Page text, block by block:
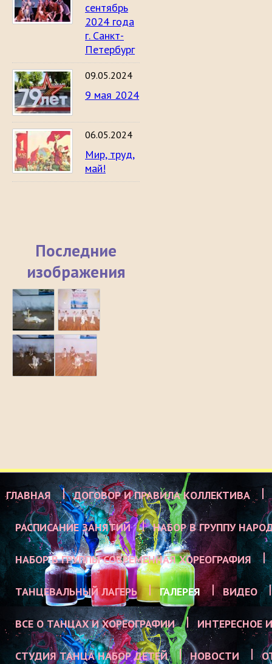
сентябрь
2024 года
г. Санкт-
Петербург
09.05.2024
9 мая 2024
06.05.2024
Мир, труд,
май!
Последние
изображения
ГЛАВНАЯ ДОГОВОР И ПРАВИЛА КОЛЛЕКТИВА
РАСПИСАНИЕ ЗАНЯТИЙ НАБОР В ГРУППУ
НАБОР В ГРУППЫ СОВРЕМЕННАЯ ХОРЕОГРАФИЯ
ТАНЦЕВАЛЬНЫЙ ЛАГЕРЬ ГАЛЕРЕЯ ВИДЕО
ВСЕ О ТАНЦАХ И ХОРЕОГРАФИИ ИНТЕРЕСНОЕ
СТУДИЯ ТАНЦА НАБОР ДЕТЕЙ НОВОСТИ